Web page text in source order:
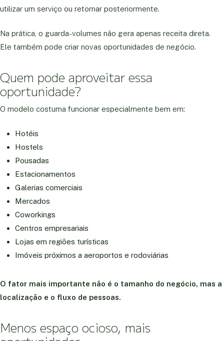
utilizar um serviço ou retornar posteriormente.
Na prática, o guarda-volumes não gera apenas receita direta.
Ele também pode criar novas oportunidades de negócio.
Quem pode aproveitar essa
oportunidade?
O modelo costuma funcionar especialmente bem em:
Hotéis
Hostels
Pousadas
Estacionamentos
Galerias comerciais
Mercados
Coworkings
Centros empresariais
Lojas em regiões turísticas
Imóveis próximos a aeroportos e rodoviárias
O fator mais importante não é o tamanho do negócio, mas a
localização e o fluxo de pessoas.
Menos espaço ocioso, mais